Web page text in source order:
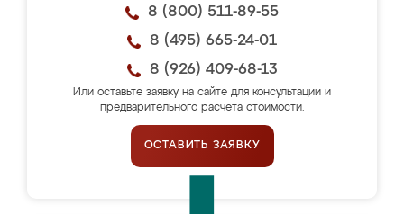
8 (800) 511-89-55
8 (495) 665-24-01
8 (926) 409-68-13
Или оставьте заявку на сайте для консультации и
предварительного расчёта стоимости.
ОСТАВИТЬ ЗАЯВКУ